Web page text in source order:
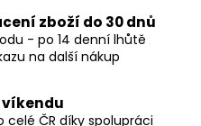
zboží do 30 dnů
- po 14 denní lhůtě
na další nákup
víkendu
celé ČR díky spolupráci